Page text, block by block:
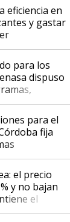
eficiencia en
y gastar
la campaña
para los
dispuso
e
para el
fija
el precio
y no bajan
el
Oriente